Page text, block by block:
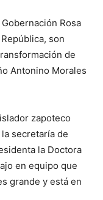
Rosa
son
de
Antonino Morales
zapoteco
secretaría de
la Doctora
en equipo que
grande y está en